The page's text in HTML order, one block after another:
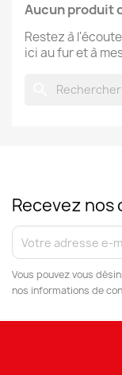
Aucun produit
Restez à
ici au fur et à
Recevez
Vous pouvez vous
nos informations de